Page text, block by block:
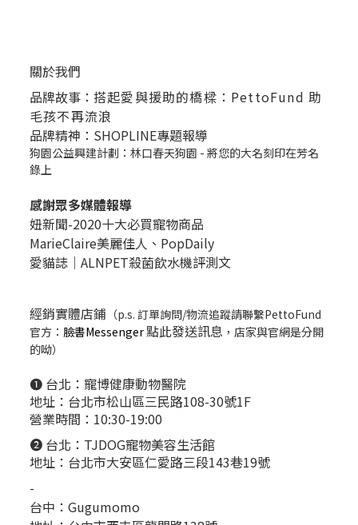
關於我們
品牌故事： 搭起愛與援助的橋樑：PettoFund 助
毛孩不再流浪
品牌精神：SHOPLINE專題報導
狗園公益興建計劃：林口春天狗園 - 將您的大名刻印在芳名
錄上
感謝眾多媒體報導
妞新聞-2020十大必買寵物商品
MarieClaire美麗佳人、 PopDaily
愛貓誌｜ALNPET殺菌飲水機評測文
經銷實體店鋪 （p.s. 訂單詢問/物流追蹤請聯繫PettoFund
官方： 臉書Messenger點此發送訊息 ，店家與官網是分開
的呦）
❶ 台北： 寵博健康動物醫院
地址：台北市松山區三民路108-30號1F
營業時間：10:30-19:00
❷ 台北： TJDOG寵物美容生活館
地址：台北市大安區仁愛路三段143巷19號
-
台中： Gugumomo